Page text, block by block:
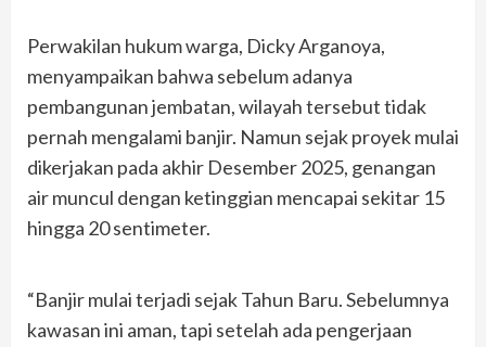
Perwakilan hukum warga, Dicky Arganoya,
menyampaikan bahwa sebelum adanya
pembangunan jembatan, wilayah tersebut tidak
pernah mengalami banjir. Namun sejak proyek mulai
dikerjakan pada akhir Desember 2025, genangan
air muncul dengan ketinggian mencapai sekitar 15
hingga 20 sentimeter.
“Banjir mulai terjadi sejak Tahun Baru. Sebelumnya
kawasan ini aman, tapi setelah ada pengerjaan